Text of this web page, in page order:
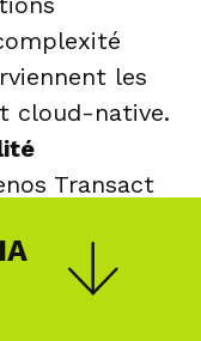
les
cloud-native.
Transact
déployer
dont elles